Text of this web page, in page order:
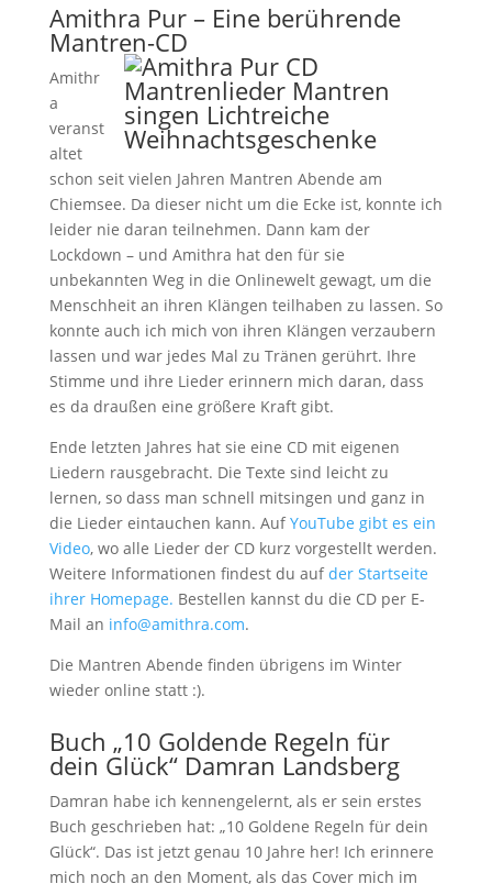
Amithra Pur – Eine berührende
Mantren-CD
Amithr
a
veranst
altet
schon seit vielen Jahren Mantren Abende am
Chiemsee. Da dieser nicht um die Ecke ist, konnte ich
leider nie daran teilnehmen. Dann kam der
Lockdown – und Amithra hat den für sie
unbekannten Weg in die Onlinewelt gewagt, um die
Menschheit an ihren Klängen teilhaben zu lassen. So
konnte auch ich mich von ihren Klängen verzaubern
lassen und war jedes Mal zu Tränen gerührt. Ihre
Stimme und ihre Lieder erinnern mich daran, dass
es da draußen eine größere Kraft gibt.
Ende letzten Jahres hat sie eine CD mit eigenen
Liedern rausgebracht. Die Texte sind leicht zu
lernen, so dass man schnell mitsingen und ganz in
die Lieder eintauchen kann. AufYouTube gibt es ein
Video, wo alle Lieder der CD kurz vorgestellt werden.
Weitere Informationen findest du aufder Startseite
ihrer Homepage. Bestellen kannst du die CD per E-
Mail an info@amithra.com.
Die Mantren Abende finden übrigens im Winter
wieder online statt :).
Buch „10 Goldende Regeln für
dein Glück“ Damran Landsberg
Damran habe ich kennengelernt, als er sein erstes
Buch geschrieben hat: „10 Goldene Regeln für dein
Glück“. Das ist jetzt genau 10 Jahre her! Ich erinnere
mich noch an den Moment, als das Cover mich im